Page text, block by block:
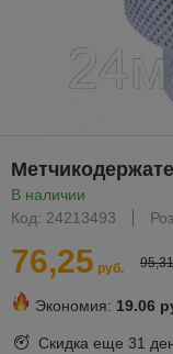
В наличии
Код: 24213493
76,25 руб.
Экономия: 19.06
Скидка еще 31